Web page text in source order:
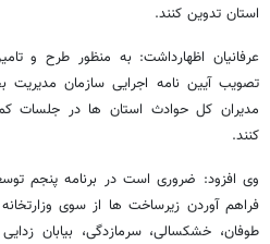
استان تدوین کنند.
عرفانیان اظهارداشت: به منظور طرح و
تصویب آیین نامه اجرایی سازمان مدیریت
مدیران کل حوادث استان ها در جلسات
کنند.
وی افزود: ضروری است در برنامه پنجم
فراهم آوردن زیرساخت ها از سوی
طوفان، خشکسالی، سرمازدگی، بیابان